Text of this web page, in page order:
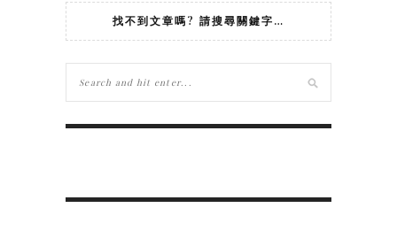
找不到文章嗎? 請搜尋關鍵字…